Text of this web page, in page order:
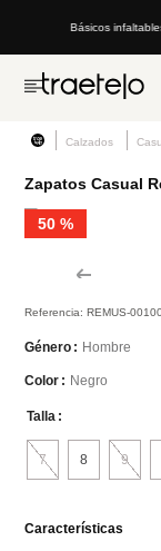
Básicos
Calzados
Zapatos Casual
50 %
Referencia:REMUS-
Género
Hombre
Color
Negro
Talla
7 8 9
Características